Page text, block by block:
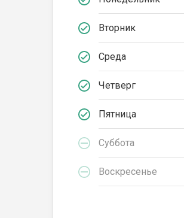
Вторник
Среда
Четверг
Пятница
Суббота
Воскресенье